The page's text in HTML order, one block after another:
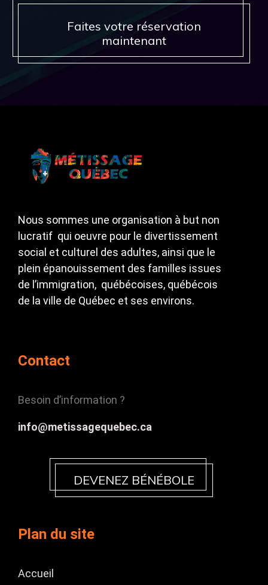
Faites votre réservation
maintenant
Nous sommes une organisation à but non
lucratif qui oeuvre pour le divertissement
social et culturel des adultes, ainsi que le
plein épanouissement des familles issues
de l’immigration, québécoises, québécois
de la ville de Québec et ses environs.
Contact
Besoin d’information ?
info@metissagequebec.ca
DEVENEZ BÉNÉBOLE
Plan du site
Accueil